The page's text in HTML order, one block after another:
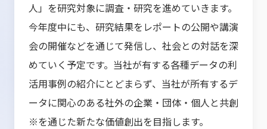
人」を研究対象に調査・研究を進めていきます。
今年度中にも、研究結果をレポートの公開や講演
会の開催などを通じて発信し、社会との対話を深
めていく予定です。当社が有する各種データの利
活用事例の紹介にとどまらず、当社が所有するデ
ータに関心のある社外の企業・団体・個人と共創
※を通じた新たな価値創出を目指します。